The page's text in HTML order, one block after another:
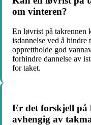
om vinteren?
En løvrist på takrennen
isdannelse ved å hindre
opprettholde god
forhindre dannelse av
for taket.
Er det forskjell
avhengig av